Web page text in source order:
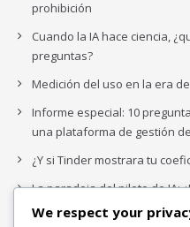
prohibición
Cuando la IA hace ciencia,
preguntas?
Medición del uso en la era
Informe especial: 10
una plataforma de gestión
¿Y si Tinder mostrara tu
La paradoja del piloto de IA:
complejidad de la IA
We respect your